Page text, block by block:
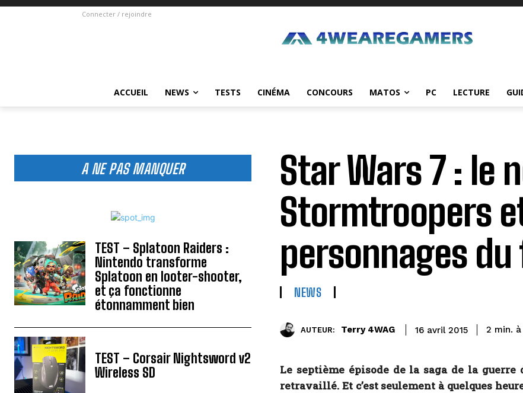
Connecter / rejoindre
ACCUEIL NEWS TESTS CINÉMA CONCOURS MATOS PC LECTURE
A NE PAS MANQUER
TEST – Splatoon Raiders :
Nintendo transforme
Splatoon en looter-shooter,
et ça fonctionne
étonnamment bien
TEST – Corsair Nightsword v2
Wireless SD
Star Wars 7 : le
Stormtroopers
personnages
NEWS
AUTEUR: Terry 4WAG 16 avril 2015 2 min.
Le septième épisode de la saga de la
retravaillé. Et c’est seulement à quelques